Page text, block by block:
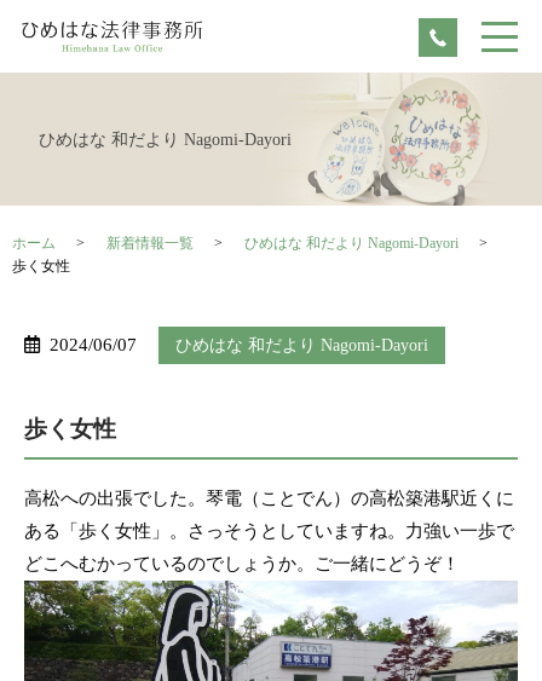
ひめはな 和だより Nagomi-Dayori
ホーム 新着情報一覧
ひめはな 和だより Nagomi-Dayori
歩く女性
2024/06/07 ひめはな 和だより Nagomi-Dayori
歩く女性
高松への出張でした。琴電（ことでん）の高松築港駅近くに
ある「歩く女性」。さっそうとしていますね。力強い一歩で
どこへむかっているのでしょうか。ご一緒にどうぞ！